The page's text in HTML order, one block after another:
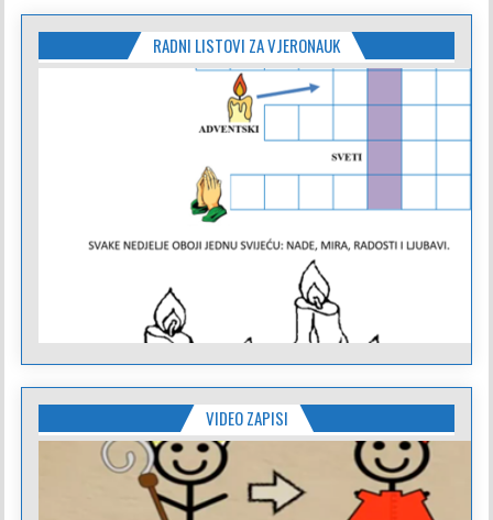
RADNI LISTOVI ZA VJERONAUK
VIDEO ZAPISI